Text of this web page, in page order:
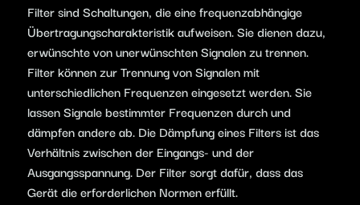
Filter sind Schaltungen, die eine frequenzabhängige
Übertragungscharakteristik aufweisen. Sie dienen dazu,
erwünschte von unerwünschten Signalen zu trennen.
Filter können zur Trennung von Signalen mit
unterschiedlichen Frequenzen eingesetzt werden. Sie
lassen Signale bestimmter Frequenzen durch und
dämpfen andere ab. Die Dämpfung eines Filters ist das
Verhältnis zwischen der Eingangs- und der
Ausgangsspannung. Der Filter sorgt dafür, dass das
Gerät die erforderlichen Normen erfüllt.